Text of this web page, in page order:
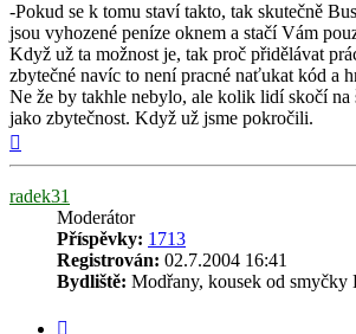
-Pokud se k tomu staví takto, tak skutečně
jsou vyhozené peníze oknem a stačí Vám
Když už ta možnost je, tak proč přidělávat
zbytečné navíc to není pracné naťukat kód a
Ne že by takhle nebylo, ale kolik lidí skočí na
jako zbytečnost. Když už jsme pokročili.
radek31
Moderátor
Příspěvky: 1713
Registrován: 02.7.2004 16:41
Bydliště: Modřany, kousek od smyčky